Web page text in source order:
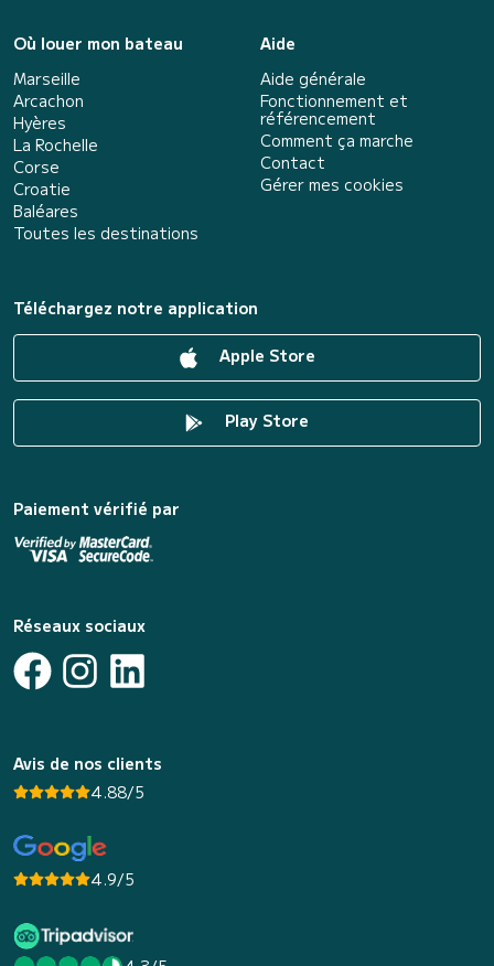
Où louer mon bateau
Marseille
Arcachon
Hyères
La Rochelle
Corse
Croatie
Baléares
Toutes les destinations
Aide
Aide générale
Fonctionnement et
référencement
Comment ça marche
Contact
Gérer mes cookies
Téléchargez notre application
Apple Store
Play Store
Paiement vérifié par
Réseaux sociaux
Avis de nos clients
4.88/5
4.9/5